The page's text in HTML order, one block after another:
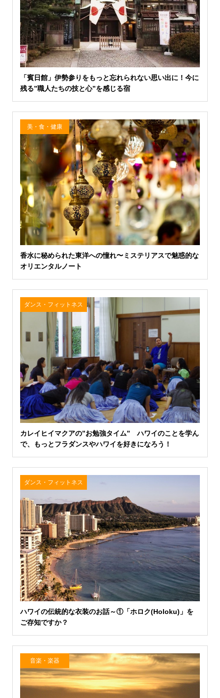
「賓日館」伊勢参りをもっと忘れられない思い出に！今に
残る”職人たちの技と心”を感じる宿
美・食・健康
香水に秘められた東洋への憧れ〜ミステリアスで魅惑的な
オリエンタルノート
ダンス・フィットネス
カレイヒイマクアの”お勉強タイム” ハワイのことを学ん
で、もっとフラダンスやハワイを好きになろう！
ダンス・フィットネス
ハワイの伝統的な衣装のお話～①「ホロク(Holoku)」を
ご存知ですか？
音楽・楽器